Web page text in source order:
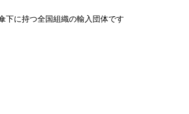
下に持つ全国組織の輸入団体です